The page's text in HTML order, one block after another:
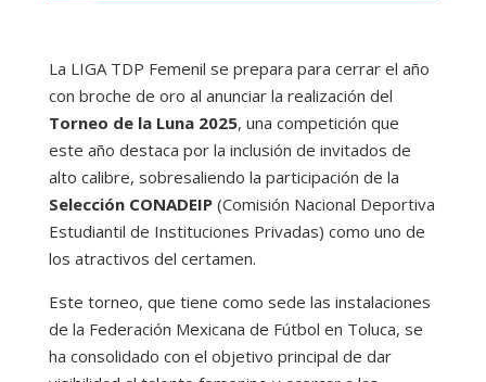
La LIGA TDP Femenil se prepara para cerrar el año
con broche de oro al anunciar la realización del
Torneo de la Luna 2025, una competición que
este año destaca por la inclusión de invitados de
alto calibre, sobresaliendo la participación de la
Selección CONADEIP(Comisión Nacional Deportiva
Estudiantil de Instituciones Privadas) como uno de
los atractivos del certamen.
Este torneo, que tiene como sede las instalaciones
de la Federación Mexicana de Fútbol en Toluca, se
ha consolidado con el objetivo principal de dar